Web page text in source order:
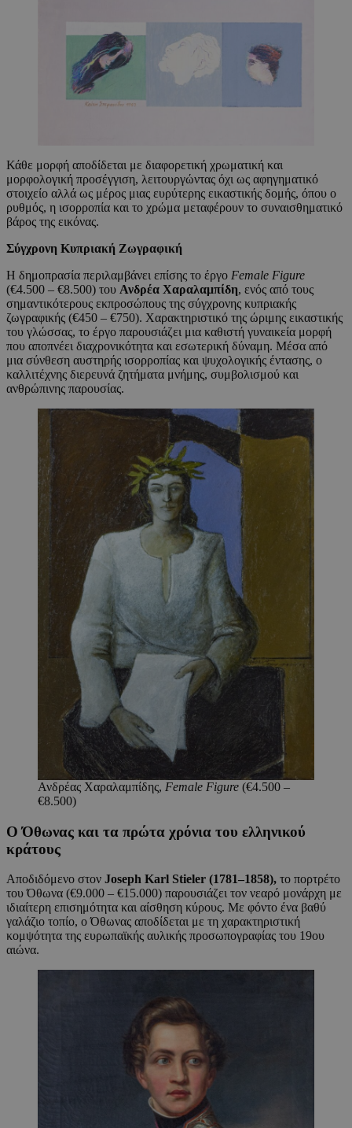
Κάθε μορφή αποδίδεται με διαφορετική χρωματική και
μορφολογική προσέγγιση, λειτουργώντας όχι ως αφηγηματικό
στοιχείο αλλά ως μέρος μιας ευρύτερης εικαστικής δομής, όπου ο
ρυθμός, η ισορροπία και το χρώμα μεταφέρουν το συναισθηματικό
βάρος της εικόνας.
Σύγχρονη Κυπριακή Ζωγραφική
Η δημοπρασία περιλαμβάνει επίσης το έργο Female Figure
(€4.500 – €8.500) του Ανδρέα Χαραλαμπίδη, ενός από τους
σημαντικότερους εκπροσώπους της σύγχρονης κυπριακής
ζωγραφικής (€450 – €750). Χαρακτηριστικό της ώριμης εικαστικής
του γλώσσας, το έργο παρουσιάζει μια καθιστή γυναικεία μορφή
που αποπνέει διαχρονικότητα και εσωτερική δύναμη. Μέσα από
μια σύνθεση αυστηρής ισορροπίας και ψυχολογικής έντασης, ο
καλλιτέχνης διερευνά ζητήματα μνήμης, συμβολισμού και
ανθρώπινης παρουσίας.
Ανδρέας Χαραλαμπίδης, Female Figure (€4.500 –
€8.500)
Ο Όθωνας και τα πρώτα χρόνια του ελληνικού
κράτους
Αποδιδόμενο στον Joseph Karl Stieler (1781–1858), το πορτρέτο
του Όθωνα (€9.000 – €15.000) παρουσιάζει τον νεαρό μονάρχη με
ιδιαίτερη επισημότητα και αίσθηση κύρους. Με φόντο ένα βαθύ
γαλάζιο τοπίο, ο Όθωνας αποδίδεται με τη χαρακτηριστική
κομψότητα της ευρωπαϊκής αυλικής προσωπογραφίας του 19ου
αιώνα.